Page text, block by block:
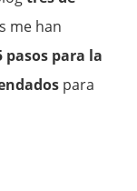
me han
pasos para la
para